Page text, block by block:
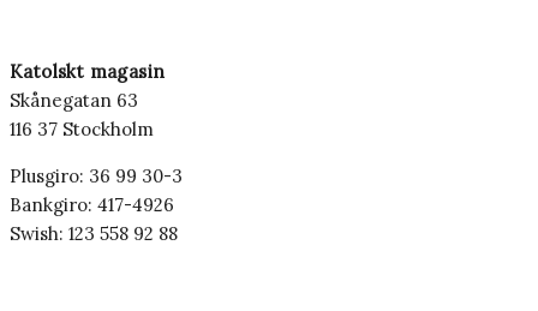
Katolskt magasin
Skånegatan 63
116 37 Stockholm
Plusgiro: 36 99 30-3
Bankgiro: 417-4926
Swish: 123 558 92 88